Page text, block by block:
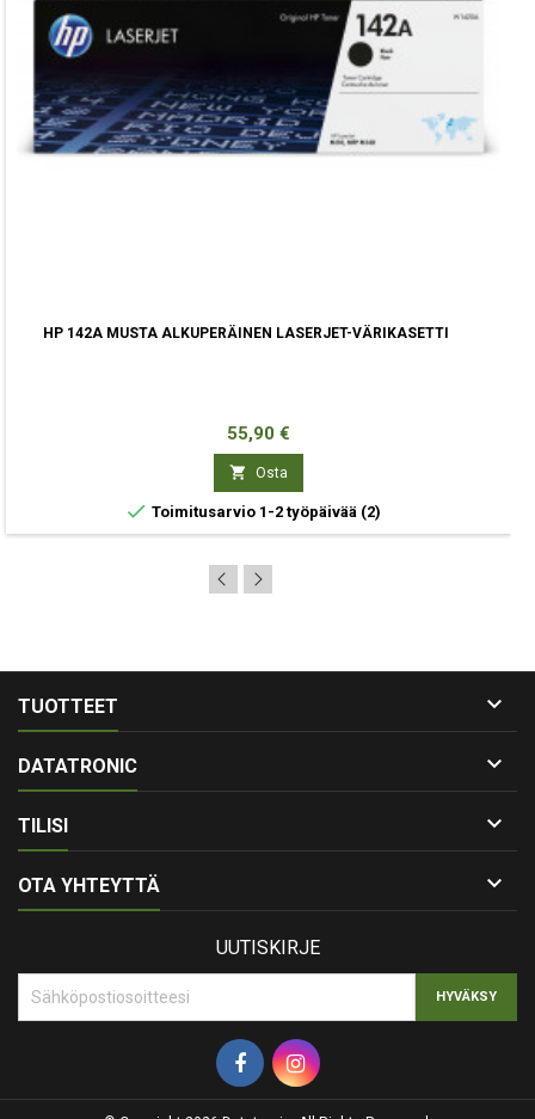
HP 142A MUSTA ALKUPERÄINEN LASERJET-VÄRIKASETTI
Hinta
55,90 €
 Osta
 Toimitusarvio 1-2 työpäivää (2)
TUOTTEET 
DATATRONIC 
TILISI 
OTA YHTEYTTÄ 
UUTISKIRJE